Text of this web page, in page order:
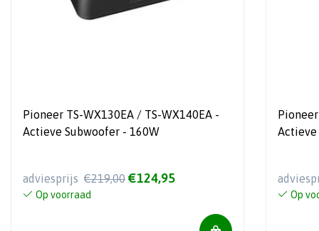
Pioneer TS-WX130EA / TS-WX140EA -
Actieve Subwoofer - 160W
adviesprijs €219,00 €124,95
Op voorraad Op